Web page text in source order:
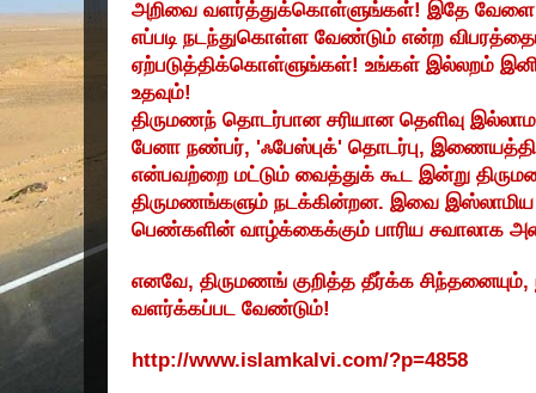
அறிவை வளர்த்துக்கொள்ளுங்கள்! இதே வேளை
எப்படி நடந்துகொள்ள வேண்டும் என்ற
ஏற்படுத்திக்கொள்ளுங்கள்! உங்கள் இல்லறம்
உதவும்!
திருமணந் தொடர்பான சரியான தெளிவு
பேனா நண்பர், 'ஃபேஸ்புக்' தொடர்பு,
என்பவற்றை மட்டும் வைத்துக் கூட இன்று
திருமணங்களும் நடக்கின்றன. இவை இஸ்லாமிய
பெண்களின் வாழ்க்கைக்கும் பாரிய சவாலாக
எனவே, திருமணங் குறித்த தீர்க்க சிந்தனையும்,
வளர்க்கப்பட வேண்டும்!
http://www.islamkalvi.com/?p=4858